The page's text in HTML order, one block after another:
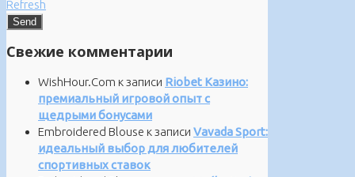
Refresh
Свежие комментарии
WishHour.Com к записи Riobet Казино:
премиальный игровой опыт с
щедрыми бонусами
Embroidered Blouse к записи Vavada Sport:
идеальный выбор для любителей
спортивных ставок